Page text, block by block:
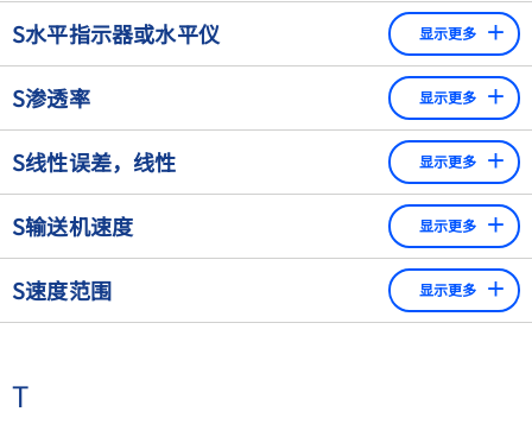
服务中的最大允许误差是初始和后续检定中最大允许误差
的两倍。
滤波器是用来抑制干扰和达到稳定测量值的。秤通常使用低
通滤波器来抑制高频率的干扰。目前，越来越多的信号处理
是以数字方式进行的，而不是使用模拟处理。其优点是应用
灵活，精确度和可重复性更高，对干扰的敏感性也更低。
S水平指示器或水平仪 显示更多
用来指导寻找天平或秤的水平位置的装置。​
通常由一个小型的、充满液体的、略微弯曲的容器组成，
其中的气泡显示最高点。
S渗透率 显示更多
金属检测中材料的"渗透率"是指材料被磁化的能力。具有高
磁导率的金属由于电阻低，允许涡流比空气更容易流过金
属。另一方面，其他材料则表现得相反，由于电阻大，与空
气相比，阻碍了涡流的流动。由于这些对检测线圈有不同的
影响，在这种情况下，必须对磁性和非磁性金属进行区分。
S线性误差，线性 显示更多
两个相互依存的数值与理论上的直线斜率的偏差。 ​
对于衡器来说，这意味着当零点和满量程被正确调整后，
读数与实际负载的正负偏差。 ​
S输送机速度 显示更多
金属检测机能够保证在很大的传送带速度范围内有一致的
检测灵敏度。只有在传送带速度低于约0.05 m/s（例如，
在有大量产品平行放置的宽传送带的情况下）或超过约20
S速度范围 显示更多
T